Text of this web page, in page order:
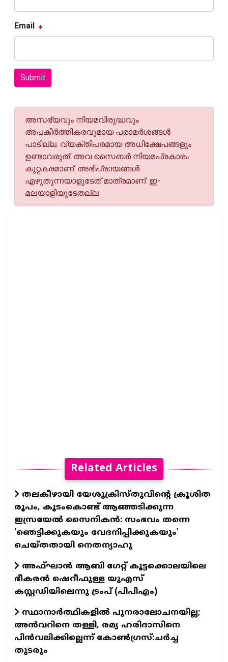
Email
Submit
അസഭ്യവും നിയമവിരുദ്ധവും
അപകീര്‍ത്തികരവുമായ പരാമര്‍ശങ്ങള്‍
പാടില്ല. വ്യക്തിപരമായ അധിക്ഷേപങ്ങളും
ഉണ്ടാവരുത്. അവ സൈബര്‍ നിയമപ്രകാരം
കുറ്റകരമാണ്. അഭിപ്രായങ്ങള്‍
എഴുതുന്നയാളുടേത് മാത്രമാണ്. ഇ-
മലയാളിയുടേതല്ല
Related Articles
തലകീഴായി യേശുക്രിസ്തുവിന്റെ ക്രൂശിത
രൂപം, കൂടംകൊണ്ട് ആഞ്ഞടിക്കുന്ന
ഇസ്രയേൽ സൈനികൻ: സംഭവം തന്നെ
'ഞെട്ടിക്കുകയും വേദനിപ്പിക്കുകയും'
ചെയ്തതായി നെതന്യാഹു
അഫ്ഘാൻ ആബി ഗേറ്റ് കൂട്ടക്കൊലയിലെ
ഭീകരൻ ഷെറീഫുള്ള യുഎസ്
കസ്റ്റഡിയിലെന്നു ട്രംപ് (പിപിഎം)
സ്ഥാനാര്‍ത്ഥികളില്‍ പുനരാലോചനയില്ല;
അൻവറിനെ തള്ളി, രമ്യ ഹരിദാസിനെ
പിൻവലിക്കില്ലെന്ന് കോൺ​ഗ്രസ്:ചർച്ച
തുടരും